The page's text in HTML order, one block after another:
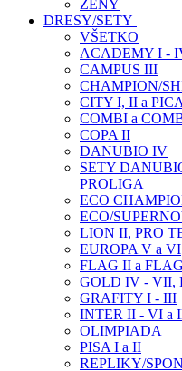
ŽENY
DRESY/SETY
VŠETKO
ACADEMY I -
CAMPUS III
CHAMPION/
CITY I, II a
COMBI a
COPA II
DANUBIO IV
SETY
PROLIGA
ECO
ECO/
LION II, PRO
EUROPA V a VI
FLAG II a
GOLD IV - VII,
GRAFITY I - III
INTER II - VI a
OLIMPIADA
PISA I a II
REPLIKY/